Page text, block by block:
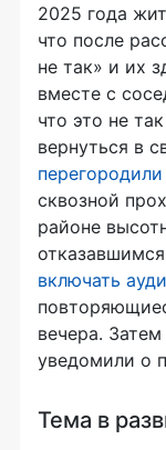
2025 года
что после
не так» и их
вместе с
что это не
вернуться в
перегородили
сквозной
районе
включать
вечера.
уведомили о
Тема в